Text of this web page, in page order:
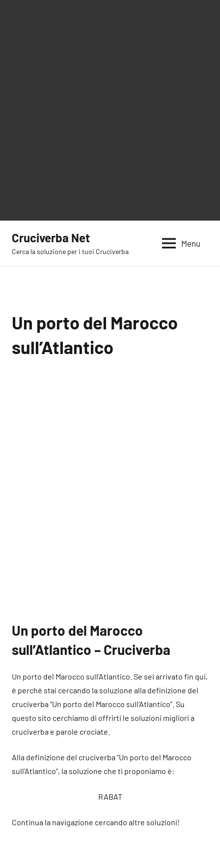
contenuto
Cruciverba Net
Cerca la soluzione per i tuoi Cruciverba
Menu
Un porto del Marocco
sull’Atlantico
Un porto del Marocco
sull’Atlantico – Cruciverba
Un porto del Marocco sull’Atlantico. Se sei arrivato fin qui,
è perché stai cercando la soluzione alla definizione del
cruciverba “Un porto del Marocco sull’Atlantico”. Su
questo sito cerchiamo di offrirti le soluzioni migliori a
cruciverba e parole crociate.
Alla definizione del cruciverba “Un porto del Marocco
sull’Atlantico”, la soluzione che ti proponiamo è:
RABAT
Continua la navigazione cercando altre soluzioni!